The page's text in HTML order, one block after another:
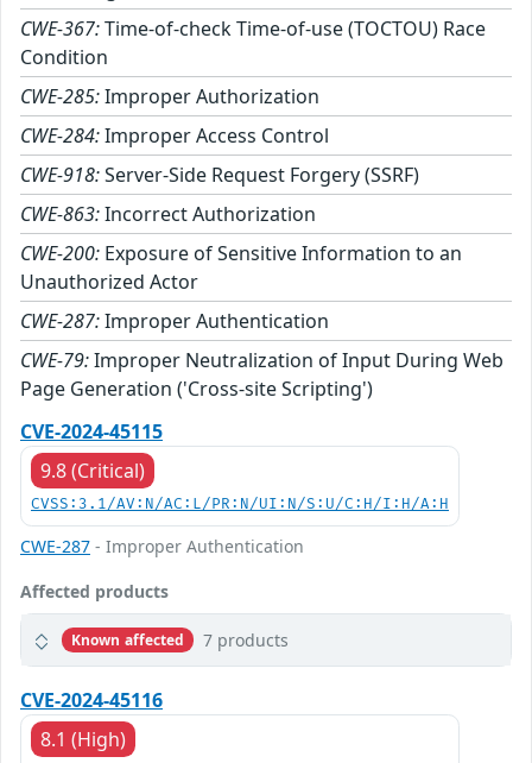
CWE-367:Time-of-check Time-of-use (TOCTOU) Race
Condition
CWE-285:Improper Authorization
CWE-284:Improper Access Control
CWE-918:Server-Side Request Forgery (SSRF)
CWE-863:Incorrect Authorization
CWE-200: Exposure of Sensitive Information to an
Unauthorized Actor
CWE-287:Improper Authentication
CWE-79:Improper Neutralization of Input During Web
Page Generation ('Cross-site Scripting')
CVE-2024-45115
9.8 (Critical)
CVSS:3.1/AV:N/AC:L/PR:N/UI:N/S:U/C:H/I:H/A:H
CWE-287 - Improper Authentication
Affected products
Known affected 7 products
CVE-2024-45116
8.1 (High)